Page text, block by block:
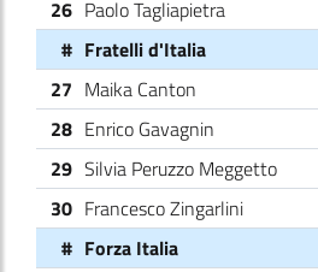
26 Paolo Tagliapietra
# Fratelli d'Italia
27 Maika Canton
28 Enrico Gavagnin
29 Silvia Peruzzo Meggetto
30 Francesco Zingarlini
# Forza Italia